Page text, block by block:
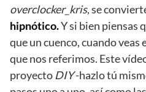
overclocker_kris, se
hipnótico.Y si bien piensas
que un cuenco, cuando veas
que nos referimos. Este
proyecto DIY-hazlo tú